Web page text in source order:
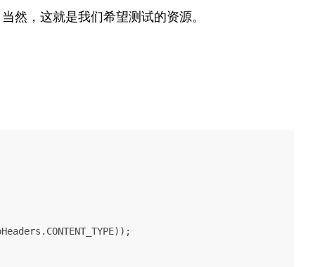
然，这就是我们希望测试的资源。